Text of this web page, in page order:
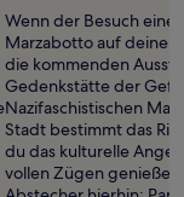
Wenn der Besuch
Marzabotto auf deiner
die kommenden
Gedenkstätte der
Nazifaschistischen
Stadt bestimmt das
du das kulturelle
vollen Zügen